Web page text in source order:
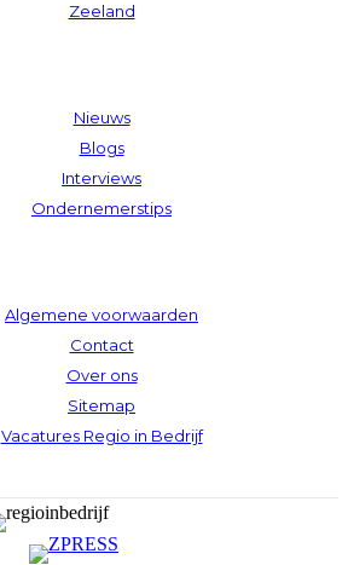
Zeeland
Nieuws
Blogs
Interviews
Ondernemerstips
Algemene voorwaarden
Contact
Over ons
Sitemap
Vacatures Regio in Bedrijf